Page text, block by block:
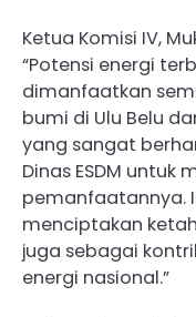
Ketua Komisi IV,
“Potensi energi
dimanfaatkan
bumi di Ulu Belu
yang sangat
Dinas ESDM untuk
pemanfaatannya.
menciptakan
juga sebagai
energi nasional.”